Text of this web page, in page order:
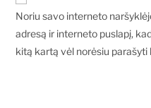
Noriu savo interneto
adresą ir interneto puslapį,
kitą kartą vėl norėsiu parašyti